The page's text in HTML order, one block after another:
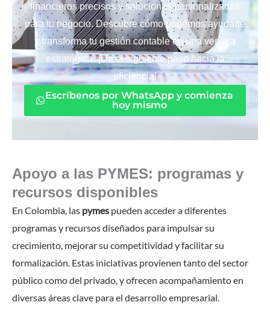
financieros precisos y soluciones personalizadas
para tu negocio. Descubre cómo podemos ayudarte
y transforma tu gestión contable en una ventaja
estratégica. ¡Da el siguiente paso hacia la
eficiencia!
Escríbenos por WhatsApp y comienza
hoy mismo
Apoyo a las PYMES: programas y
recursos disponibles
En Colombia, las pymes pueden acceder a diferentes
programas y recursos diseñados para impulsar su
crecimiento, mejorar su competitividad y facilitar su
formalización. Estas iniciativas provienen tanto del sector
público como del privado, y ofrecen acompañamiento en
diversas áreas clave para el desarrollo empresarial.